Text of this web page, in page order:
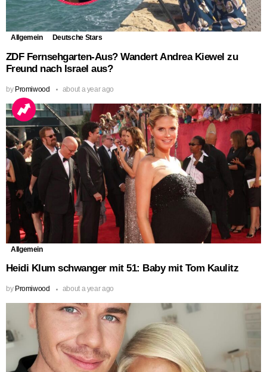
Allgemein Deutsche Stars
ZDF Fernsehgarten-Aus? Wandert Andrea Kiewel zu
Freund nach Israel aus?
by Promiwood about a year ago
Allgemein
Heidi Klum schwanger mit 51: Baby mit Tom Kaulitz
by Promiwood about a year ago